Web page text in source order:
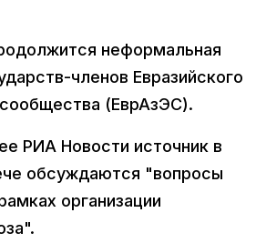
неформальная
членов Евразийского
(ЕврАзЭС).
РИА Новости источник в
обсуждаются "вопросы
организации